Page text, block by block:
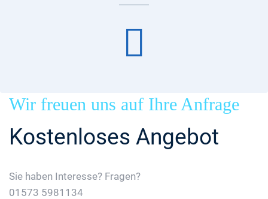
Wir freuen uns auf Ihre Anfrage
Kostenloses Angebot
Sie haben Interesse? Fragen?
01573 5981134